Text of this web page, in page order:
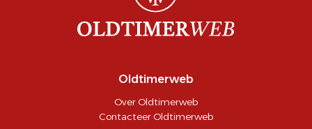
Oldtimerweb
Over Oldtimerweb
Contacteer Oldtimerweb